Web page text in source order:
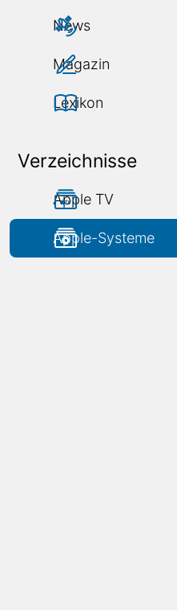
News
Magazin
Lexikon
Verzeichnisse
Apple TV
Apple-Systeme